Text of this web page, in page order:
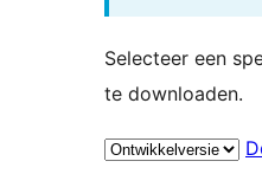
Selecteer een
te downloaden.